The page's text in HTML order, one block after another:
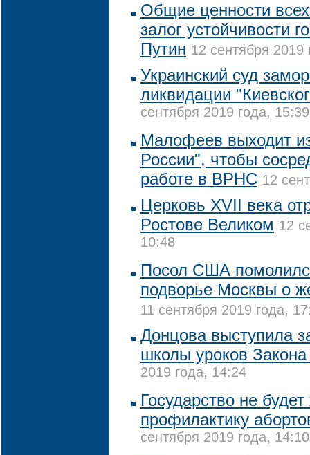
Общие ценности
залог устойчивости
Путин 12 сентября 2019
Украинский суд
ликвидации
сентября 2019 года, 15:39
Малофеев выходит
России", чтобы
работе в ВРНС 12
Церковь XVII века
Ростове Великом 12
10:48
Посол США
подворье Москвы о
11 сентября 2019 года,
Донцова выступила
школы уроков
2019 года, 14:24
Государство не
профилактику
сентября 2019 года, 14:10